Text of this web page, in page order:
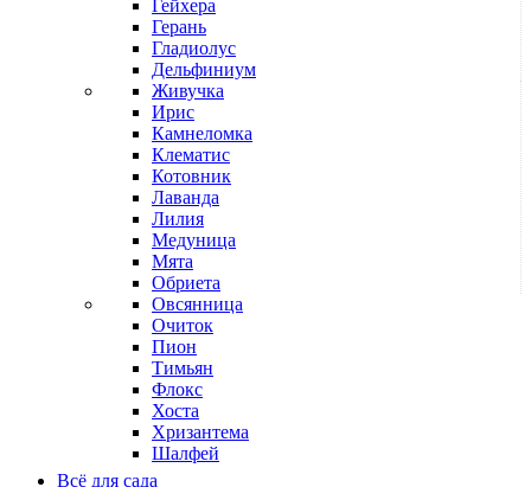
Гейхера
Герань
Гладиолус
Дельфиниум
Живучка
Ирис
Камнеломка
Клематис
Котовник
Лаванда
Лилия
Медуница
Мята
Обриета
Овсянница
Очиток
Пион
Тимьян
Флокс
Хоста
Хризантема
Шалфей
Всё для сада